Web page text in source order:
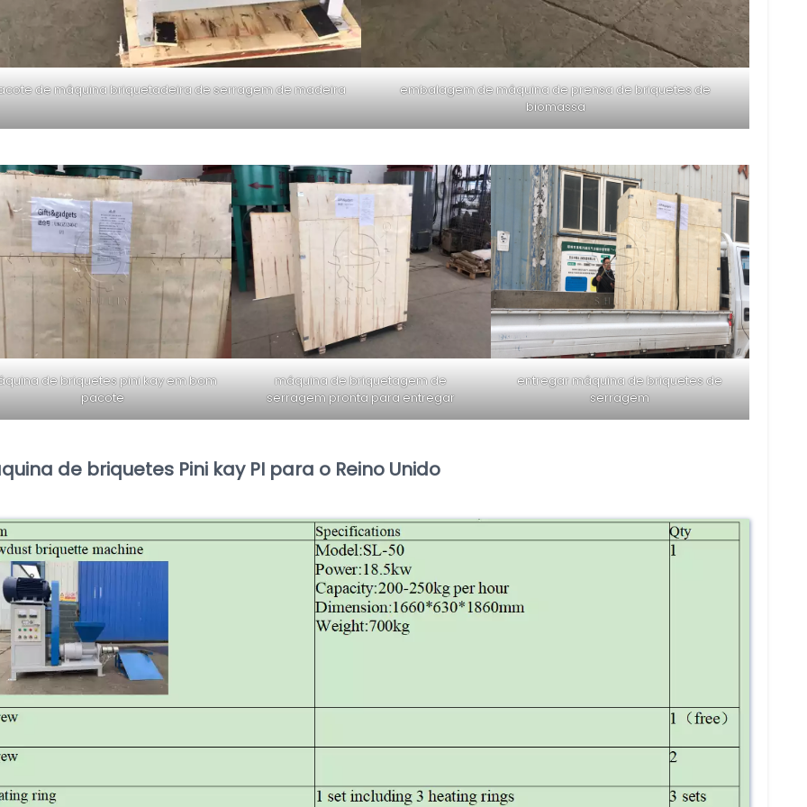
de máquina briquetadeira de serragem de madeira
embalagem de máquina de prensa de briquetes de
biomassa
de briquetes pini kay em bom
pacote
máquina de briquetagem de
serragem pronta para entregar
entregar máquina de briquetes de
serragem
de briquetes Pini kay PI para o Reino Unido